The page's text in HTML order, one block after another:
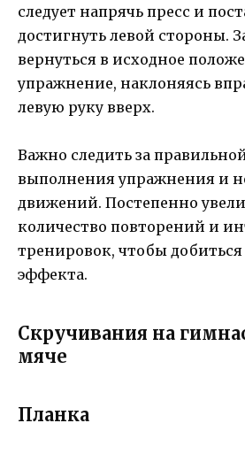
следует напрячь пресс и
достигнуть левой стороны.
вернуться в исходное
упражнение, наклоняясь
левую руку вверх.
Важно следить за
выполнения упражнения и
движений. Постепенно
количество повторений и
тренировок, чтобы
эффекта.
Скручивания на
мяче
Планка